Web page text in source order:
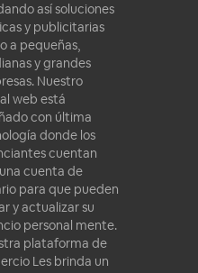
así soluciones
y publicitarias
a pequeñas,
y grandes
Nuestro
web está
con última
donde los
cuentan
cuenta de
para que pueden
y actualizar su
personal mente.
plataforma de
Les brinda un